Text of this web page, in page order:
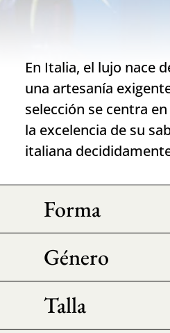
En Italia, el lujo nace
una artesanía
selección se centra
la excelencia de su
italiana
Forma
Género
Talla